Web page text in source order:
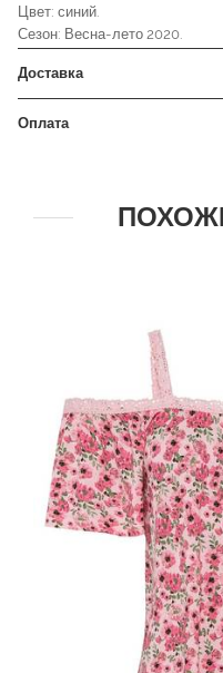
Цвет: синий.
Сезон: Весна-лето 2020.
Доставка
Оплата